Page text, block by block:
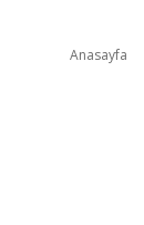
Anasayfa